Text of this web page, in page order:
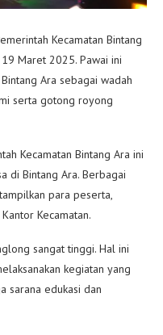
Kecamatan Bintang
Maret 2025. Pawai ini
Ara sebagai wadah
serta gotong royong
Kecamatan Bintang Ara ini
di Bintang Ara. Berbagai
para peserta,
Kecamatan.
sangat tinggi. Hal ini
kegiatan yang
sarana edukasi dan